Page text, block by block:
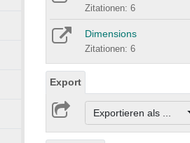
Zitationen: 6
Dimensions
Zitationen: 6
Export
Exportieren als ...